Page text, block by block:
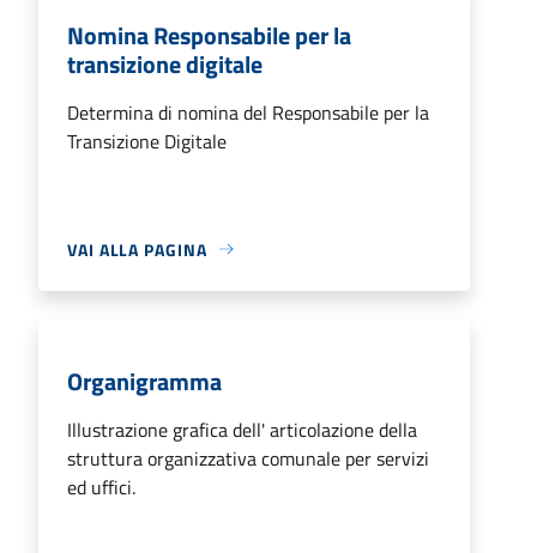
Nomina Responsabile per la
transizione digitale
Determina di nomina del Responsabile per la
Transizione Digitale
VAI ALLA PAGINA
Organigramma
Illustrazione grafica dell' articolazione della
struttura organizzativa comunale per servizi
ed uffici.